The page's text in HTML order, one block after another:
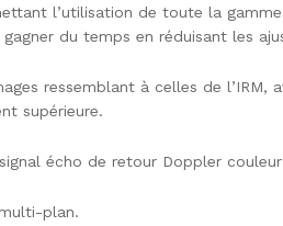
l’utilisation de toute la
du temps en réduisant les
ressemblant à celles de
supérieure.
écho de retour Doppler
plan.